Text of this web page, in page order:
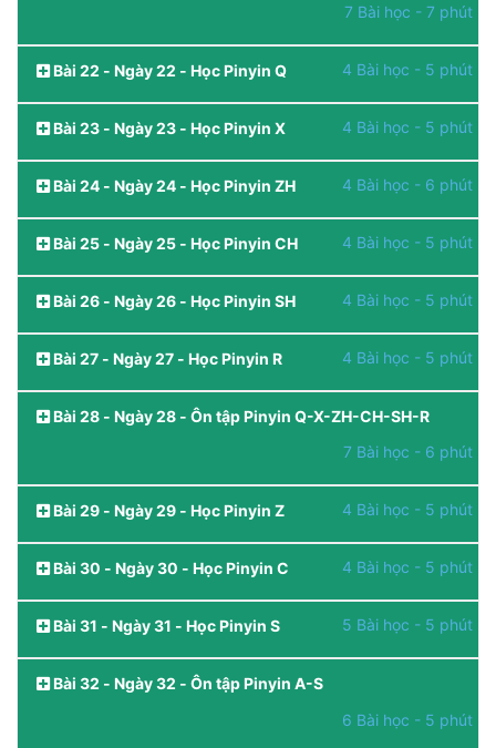
7 Bài học - 7 phút
Bài 22 - Ngày 22 - Học Pinyin Q 4 Bài học - 5 phút
Bài 23 - Ngày 23 - Học Pinyin X 4 Bài học - 5 phút
Bài 24 - Ngày 24 - Học Pinyin ZH 4 Bài học - 6 phút
Bài 25 - Ngày 25 - Học Pinyin CH 4 Bài học - 5 phút
Bài 26 - Ngày 26 - Học Pinyin SH 4 Bài học - 5 phút
Bài 27 - Ngày 27 - Học Pinyin R 4 Bài học - 5 phút
Bài 28 - Ngày 28 - Ôn tập Pinyin Q-X-ZH-CH-SH-R
7 Bài học - 6 phút
Bài 29 - Ngày 29 - Học Pinyin Z 4 Bài học - 5 phút
Bài 30 - Ngày 30 - Học Pinyin C 4 Bài học - 5 phút
Bài 31 - Ngày 31 - Học Pinyin S 5 Bài học - 5 phút
Bài 32 - Ngày 32 - Ôn tập Pinyin A-S
6 Bài học - 5 phút